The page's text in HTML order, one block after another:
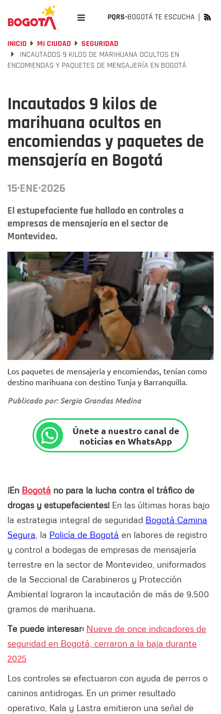
PQRS-BOGOTÁ TE ESCUCHA
INICIO MI CIUDAD
SEGURIDAD
INCAUTADOS 9 KILOS DE MARIHUANA OCULTOS EN
ENCOMIENDAS Y PAQUETES DE MENSAJERÍA EN BOGOTÁ
Incautados 9 kilos de
marihuana ocultos en
encomiendas y paquetes de
mensajería en Bogotá
15·ENE·2026
El estupefaciente fue hallado en controles a
empresas de mensajería en el sector de
Montevideo.
Foto: Policía de Bogotá.
Los paquetes de mensajería y encomiendas, tenían como
destino marihuana con destino Tunja y Barranquilla.
Publicado por: Sergio Grandas Medina
Únete a nuestro canal de
noticias en WhatsApp
¡En Bogotá no para la lucha contra el tráfico de
drogas y estupefacientes! En las últimas horas bajo
la estrategia integral de seguridad Bogotá Camina
Segura , la Policía de Bogotá en labores de registro
y control a bodegas de empresas de mensajería
terrestre en la sector de Montevideo, uniformados
de la Seccional de Carabineros y Protección
Ambiental lograron la incautación de más de 9.500
gramos de marihuana.
Te puede interesar: Nueve de once indicadores de
seguridad en Bogotá, cerraron a la baja durante
2025
Los controles se efectuaron con ayuda de perros o
caninos antidrogas. En un primer resultado
operativo, Kala y Lastra emitieron una señal de